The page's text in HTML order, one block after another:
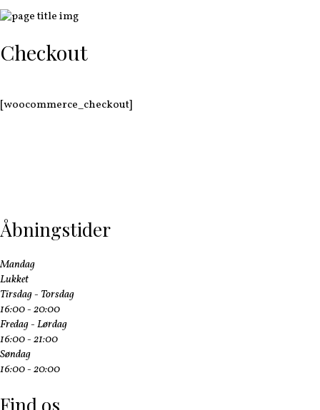
Checkout
[woocommerce_checkout]
Åbningstider
Mandag
Lukket
Tirsdag - Torsdag
16:00 - 20:00
Fredag - Lørdag
16:00 - 21:00
Søndag
16:00 - 20:00
Find os